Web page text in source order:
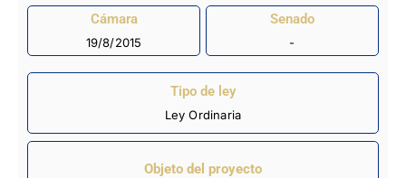
Cámara
19/8/2015
Senado
-
Tipo de ley
Ley Ordinaria
Objeto del proyecto